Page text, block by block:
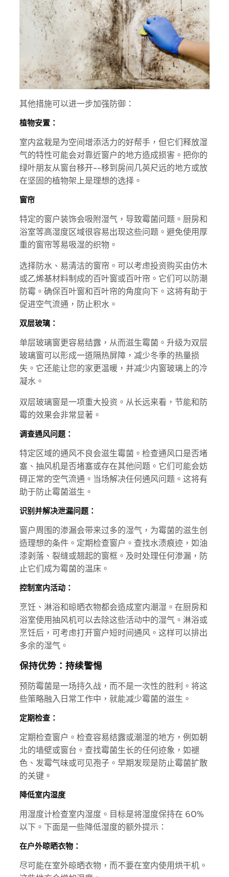
其他措施可以进一步加强防御：
植物安置：
室内盆栽是为空间增添活力的好帮手，但它们释放湿
气的特性可能会对靠近窗户的地方造成损害。把你的
绿叶朋友从窗台移开--移到房间几英尺远的地方或放
在坚固的植物架上是理想的选择。
窗帘
特定的窗户装饰会吸附湿气，导致霉菌问题。厨房和
浴室等高湿度区域很容易出现这些问题。避免使用厚
重的窗帘等易吸湿的织物。
选择防水、易清洁的窗帘。可以考虑投资购买由仿木
或乙烯基材料制成的百叶窗或百叶帘。它们可以防潮
防霉。确保百叶窗和百叶帘的角度向下。这将有助于
促进空气流通，防止积水。
双层玻璃：
单层玻璃窗更容易结露，从而滋生霉菌。升级为双层
玻璃窗可以形成一道隔热屏障，减少冬季的热量损
失。它还能让您的家更温暖，并减少内窗玻璃上的冷
凝水。
双层玻璃窗是一项重大投资。从长远来看，节能和防
霉的效果会非常显著。
调查通风问题：
特定区域的通风不良会滋生霉菌。检查通风口是否堵
塞、抽风机是否堵塞或存在其他问题。它们可能会妨
碍正常的空气流通。当场解决任何通风问题。这将有
助于防止霉菌滋生。
识别并解决泄漏问题：
窗户周围的渗漏会带来过多的湿气，为霉菌的滋生创
造理想的条件。定期检查窗户。查找水渍痕迹，如油
漆剥落、裂缝或翘起的窗框。及时处理任何渗漏，防
止它们成为霉菌的温床。
控制室内活动：
烹饪、淋浴和晾晒衣物都会造成室内潮湿。在厨房和
浴室使用抽风机可以去除这些活动中的湿气。淋浴或
烹饪后，可考虑打开窗户短时间通风。这样可以排出
多余的湿气。
保持优势：持续警惕
预防霉菌是一场持久战，而不是一次性的胜利。将这
些策略融入日常工作中，就能减少霉菌的滋生。
定期检查：
定期检查窗户。检查容易结露或潮湿的地方，例如朝
北的墙壁或窗台。查找霉菌生长的任何迹象，如褪
色、发霉气味或可见孢子。早期发现是防止霉菌扩散
的关键。
降低室内湿度
用湿度计检查室内湿度。目标是将湿度保持在 60%
以下。下面是一些降低湿度的额外提示：
在户外晾晒衣物：
尽可能在室外晾晒衣物，而不要在室内使用烘干机。